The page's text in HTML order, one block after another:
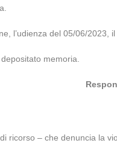
l’udienza del 05/06/2023,
memoria.
di ricorso – che denuncia la